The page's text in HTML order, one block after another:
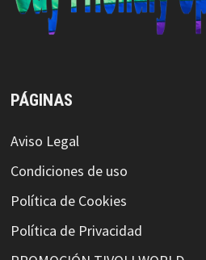
PÁGINAS
Aviso Legal
Condiciones de uso
Política de Cookies
Política de Privacidad